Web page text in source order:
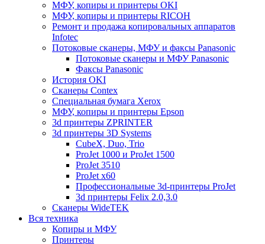
МФУ, копиры и принтеры OKI
МФУ, копиры и принтеры RICOH
Ремонт и продажа копировальных аппаратов
Infotec
Потоковые сканеры, МФУ и факсы Panasonic
Потоковые сканеры и МФУ Panasonic
Факсы Panasonic
История OKI
Сканеры Contex
Специальная бумага Xerox
МФУ, копиры и принтеры Epson
3d принтеры ZPRINTER
3d принтеры 3D Systems
CubeX, Duo, Trio
ProJet 1000 и ProJet 1500
ProJet 3510
ProJet x60
Профессиональные 3d-принтеры ProJet
3d принтеры Felix 2.0,3.0
Сканеры WideTEK
Вся техника
Копиры и МФУ
Принтеры